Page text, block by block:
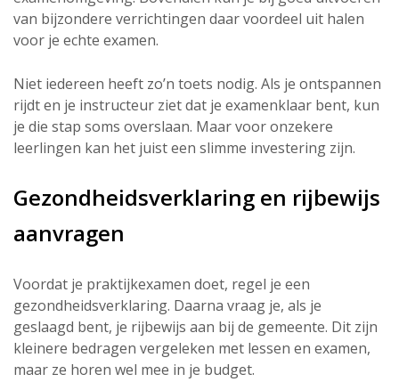
van bijzondere verrichtingen daar voordeel uit halen
voor je echte examen.
Niet iedereen heeft zo’n toets nodig. Als je ontspannen
rijdt en je instructeur ziet dat je examenklaar bent, kun
je die stap soms overslaan. Maar voor onzekere
leerlingen kan het juist een slimme investering zijn.
Gezondheidsverklaring en rijbewijs
aanvragen
Voordat je praktijkexamen doet, regel je een
gezondheidsverklaring. Daarna vraag je, als je
geslaagd bent, je rijbewijs aan bij de gemeente. Dit zijn
kleinere bedragen vergeleken met lessen en examen,
maar ze horen wel mee in je budget.